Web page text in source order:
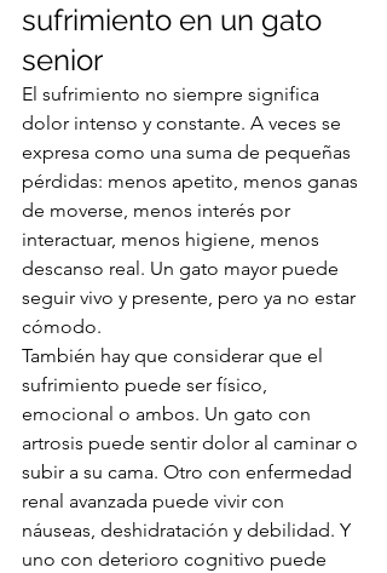
sufrimiento en un gato
senior
El sufrimiento no siempre significa
dolor intenso y constante. A veces se
expresa como una suma de pequeñas
pérdidas: menos apetito, menos ganas
de moverse, menos interés por
interactuar, menos higiene, menos
descanso real. Un gato mayor puede
seguir vivo y presente, pero ya no estar
cómodo.
También hay que considerar que el
sufrimiento puede ser físico,
emocional o ambos. Un gato con
artrosis puede sentir dolor al caminar o
subir a su cama. Otro con enfermedad
renal avanzada puede vivir con
náuseas, deshidratación y debilidad. Y
uno con deterioro cognitivo puede